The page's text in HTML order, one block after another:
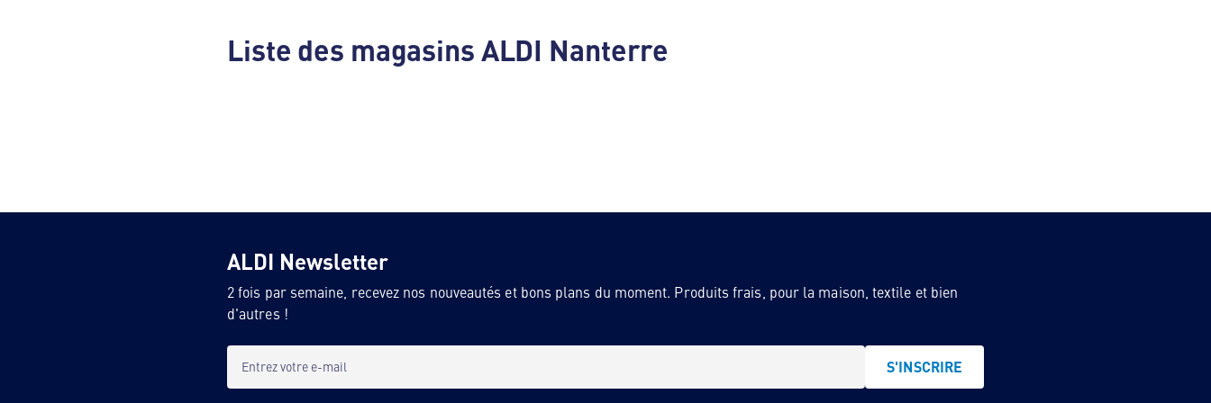
Liste des magasins ALDI Nanterre
ALDI Newsletter
2 fois par semaine, recevez nos nouveautés et bons plans du moment. Produits frais, pour la maison, textile et bien
d'autres !
Entrez votre e-mail S'INSCRIRE